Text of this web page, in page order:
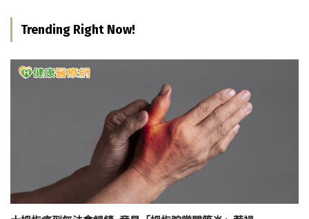
Trending Right Now!